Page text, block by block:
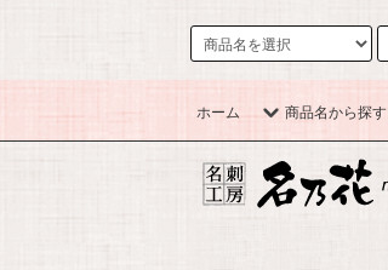
ホーム 商品名から探す